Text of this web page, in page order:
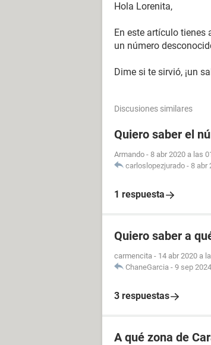
Hola Lorenita,
En este artículo tienes
un número
Dime si te sirvió, ¡un
Discusiones similares
Quiero saber el
Armando - 8 abr 2020 a las
carloslopezjurado - 8 abr
1 respuesta
Quiero saber a
carmencita - 14 abr 2020 a
ChaneGarcia - 9 sep
3 respuestas
A qué zona de